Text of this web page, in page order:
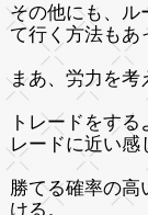
その他にも、ル
て行く方法もあ
まあ、労力を考
トレードをす
レードに近い感
勝てる確率の高
ける。